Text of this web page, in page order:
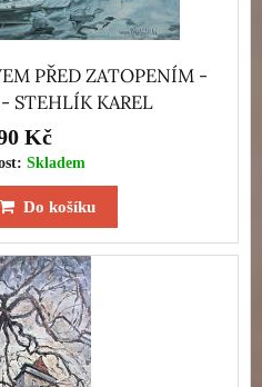
PŘED ZATOPENÍM -
STEHLÍK KAREL
Kč
Skladem
Do košíku